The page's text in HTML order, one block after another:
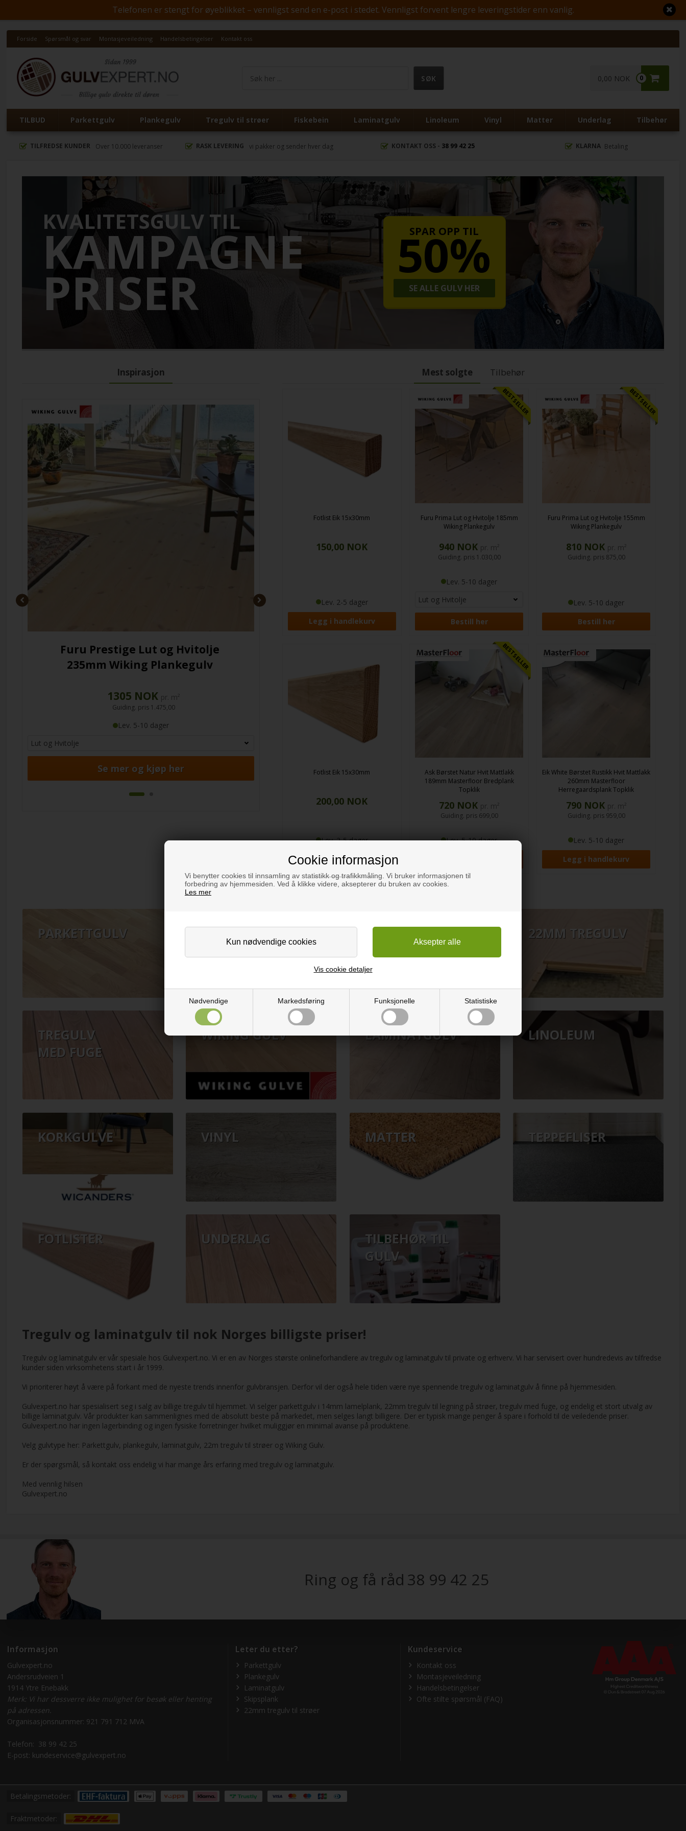
Cookie informasjon
Vi benytter cookies til innsamling av statistikk og trafikkmåling. Vi bruker informasjonen til
forbedring av hjemmesiden. Ved å klikke videre, aksepterer du bruken av cookies.
Les mer
Nødvendige Markedsføring Funksjonelle Statistiske
Vis cookie detaljer
Telefonen er stengt for øyeblikket – vennligst send en e-post i stedet. Vennligst forvent lengre leveringstider enn vanlig.
Forside Spørsmål og svar Montasjeveiledning Handelsbetingelser Kontakt oss
0
0,00 NOK
TILBUD Parkettgulv Plankegulv Tregulv til strøer Fiskebein Laminatgulv Linoleum Vinyl Matter Underlag Tilbehør
TILFREDSE KUNDER Over 10.000 leveranser RASK LEVERING vi pakker og sender hver dag KONTAKT OSS - 38 99 42 25 KLARNA Betaling
KVALITETSGULV TIL
KAMPAGNE
PRISER
SPAR OPP TIL
50%
SE ALLE GULV HER
Inspirasjon
Furu Prestige Lut og Hvitolje
235mm Wiking Plankegulv
1305 NOK pr. m²
Guiding. pris 1.475,00
Lev. 5-10 dager
Se mer og kjøp her
Eik Rustikk Hvit Mattlakk
Gulvexpert Parkettgulv
630 NOK
Se mer og kjøp her
Furu Prestige Lut og
235mmWiking Plankegulv
Se mer og kjøp her
Mest solgte Tilbehør
Fotlist Eik 15x30mm
150,00 NOK
Lev. 2-5 dager
Furu Prima Lut og Hvitolje 185mm
Wiking Plankegulv
940NOK pr. m²
Guiding. pris 1.030,00
Lev. 5-10 dager
Bestill her
BESTSELLER
Furu Prima Lut og Hvitolje 155mm
Wiking Plankegulv
810NOK pr. m²
Guiding. pris 875,00
Lev. 5-10 dager
Bestill her
BESTSELLER
Fotlist Eik 15x30mm
200,00 NOK
Lev. 2-5 dager
Ask Børstet Natur Hvit Mattlakk
189mm Masterfloor Bredplank
Topklik
720NOK pr. m²
Guiding. pris 699,00
Lev. 5-10 dager
BESTSELLER
Eik White Børstet Rustikk Hvit Mattlakk
260mm Masterfloor
Herregaardsplank Topklik
790NOK pr. m²
Guiding. pris 959,00
Lev. 5-10 dager
PARKETTGULV PLANKEGULV FISKEBEIN 22MM TREGULV
TREGULV
MED FUGE
WIKING GULV LAMINATGULV LINOLEUM
KORKGULVE VINYL MATTER TEPPEFLISER
FOTLISTER UNDERLAG
TILBEHØR TIL
GULV
Tregulv og laminatgulv til nok Norges billigste priser!
Tregulv og laminatgulv er vår spesiale hos Gulvexpert.no. Vi er en av Norges største onlineforhandlere av tregulv og laminatgulv til private og erhverv. Vi har servisert over hundredevis av tilfredse
kunder siden virksomhetens start i år 1999.
Vi prioriterer høyt å være på forkant med de nyeste trends innenfor gulvbransjen. Derfor vil der også hele tiden være nye spennende tregulv og laminatgulv å finne på hjemmesiden.
Gulvexpert.no har spesialisert seg i salg av billige tregulv til hjemmet. Vi selger parkettgulv i 14mm lamelplank, 22mm tregulv til legning på strøer, tregulv med fuge, og endelig et stort utvalg av
billige laminatgulv. Vår produkter kan sammenlignes med de absolutt beste på markedet, men selges langt billigere. Der er typisk mange penger å spare i forhold til de veiledende priser.
Gulvexpert.no har ingen lagerbinding og ingen fysiske forretninger hvilket muliggjør en minimal avanse på produktene.
Velg gulvtype her: Parkettgulv, plankegulv, laminatgulv, 22m tregulv til strøer og Wiking Gulv.
Er der spørgsmål, så kontakt oss endelig vi har mange års erfaring med tregulv og laminatgulv.
Med vennlig hilsen
Gulvexpert.no
Ring og få råd 38 99 42 25
Informasjon
Gulvexpert.no
Andersrudveien 1
1914 Ytre Enebakk
Merk: Vi har dessverre ikke mulighet for besøk eller henting
på adressen.
Organisasjonsnummer: 921 791 712 MVA
Telefon: 38 99 42 25
E-post: kundeservice@gulvexpert.no
Leter du etter?
Parkettgulv
Plankegulv
Laminatgulv
Skipsplank
22mm tregulv til strøer
Kundeservice
Kontakt oss
Montasjeveiledning
Handelsbetingelser
Ofte stilte spørsmål (FAQ)
Betalingsmetoder:
Fraktmetoder: